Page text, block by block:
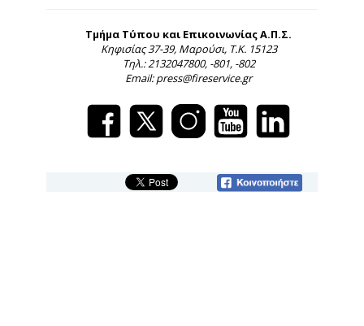
Τμήμα Τύπου και Επικοινωνίας Α.Π.Σ.
Κηφισίας 37-39, Μαρούσι, Τ.Κ. 15123
Τηλ.: 2132047800, -801, -802
Email: press@fireservice.gr